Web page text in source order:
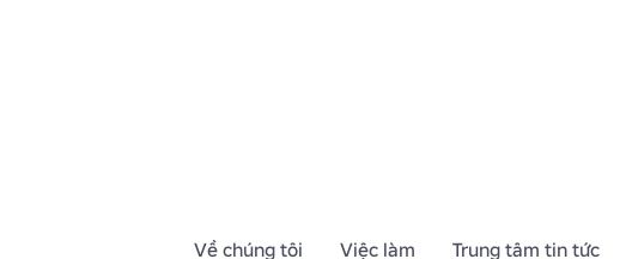
Về chúng tôi Việc làm Trung tâm tin tức